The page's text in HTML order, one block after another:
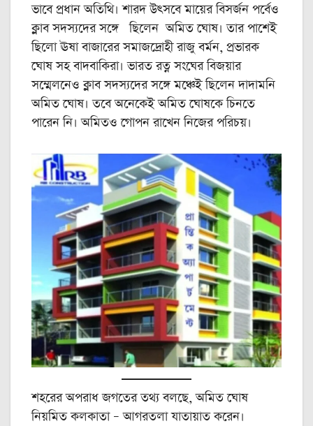
ভাবে প্রধান অতিথি। শারদ উৎসবে মায়ের বিসর্জন পর্বেও
ক্লাব সদস্যদের সঙ্গে ছিলেন অমিত ঘোষ। তার পাশেই
ছিলো ঊষা বাজারের সমাজদ্রোহী রাজু বর্মন, প্রভারক
ঘোষ সহ বাদবাকিরা। ভারত রত্ন সংঘের বিজয়ার
সম্মেলনেও ক্লাব সদস্যদের সঙ্গে মঞ্চেই ছিলেন দাদামনি
অমিত ঘোষ। তবে অনেকেই অমিত ঘোষকে চিনতে
পারেন নি। অমিতও গোপন রাখেন নিজের পরিচয়।
শহরের অপরাধ জগতের তথ্য বলছে, অমিত ঘোষ
নিয়মিত কলকাতা – আগরতলা যাতায়াত করেন।